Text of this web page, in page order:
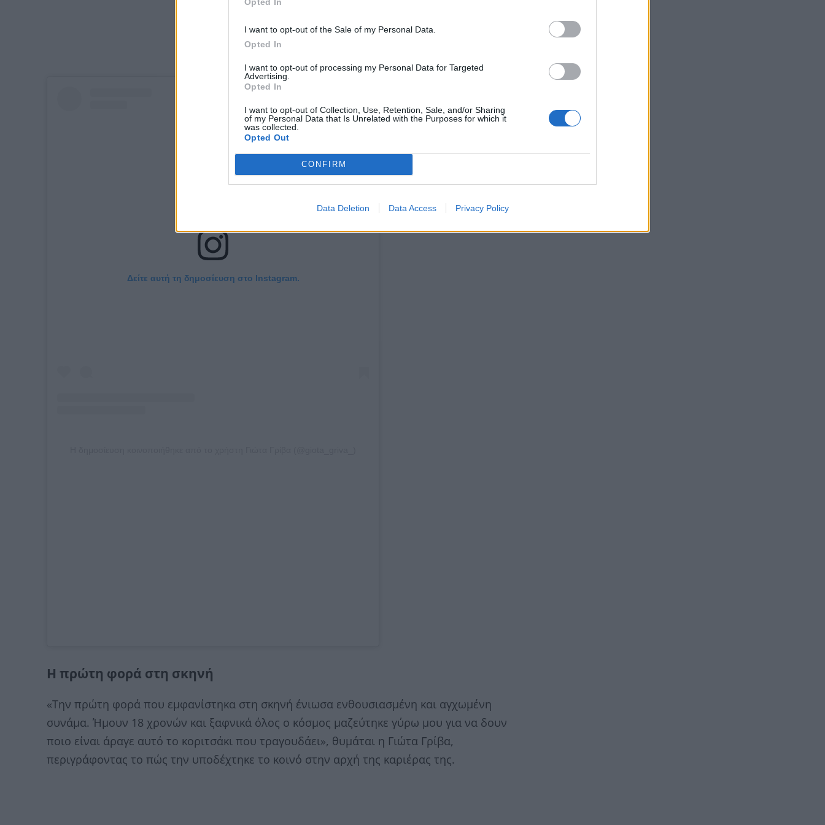
I want to opt-out of the Sale of my Personal Data.
Opted In
I want to opt-out of processing my Personal Data for Targeted
Advertising.
Opted In
I want to opt-out of Collection, Use, Retention, Sale, and/or Sharing
of my Personal Data that Is Unrelated with the Purposes for which it
was collected.
Opted Out
CONFIRM
Data Deletion Data Access Privacy Policy
Δείτε αυτή τη δημοσίευση στο Instagram.
Η πρώτη φορά στη σκηνή
«Την πρώτη φορά που εμφανίστηκα στη σκηνή ένιωσα ενθουσιασμένη και αγχωμένη
συνάμα. Ήμουν 18 χρονών και ξαφνικά όλος ο κόσμος μαζεύτηκε γύρω μου για να δουν
ποιο είναι άραγε αυτό το κοριτσάκι που τραγουδάει», θυμάται η Γιώτα Γρίβα,
περιγράφοντας το πώς την υποδέχτηκε το κοινό στην αρχή της καριέρας της.